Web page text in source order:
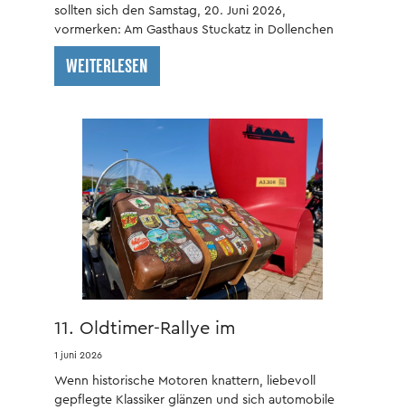
sollten sich den Samstag, 20. Juni 2026,
vormerken: Am Gasthaus Stuckatz in Dollenchen
findet bereits zum neunten Mal das beliebte
Dollenchener Nutzfahrzeugtreffen statt.
WEITERLESEN
11. Oldtimer-Rallye im
phanTECHNIKUM
1 juni 2026
Wenn historische Motoren knattern, liebevoll
gepflegte Klassiker glänzen und sich automobile